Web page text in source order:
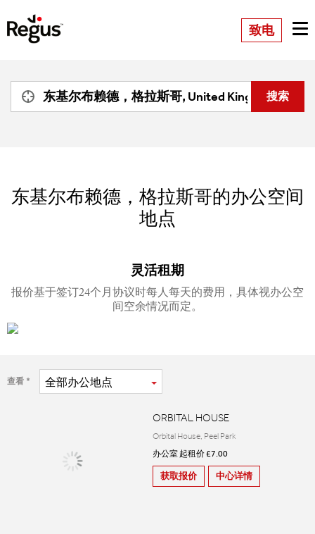
致电
东基尔布赖德，格拉斯哥的办公空间
地点
灵活租期
报价基于签订24个月协议时每人每天的费用，具体视办公空
间空余情况而定。
查看 全部办公地点
ORBITAL HOUSE
Orbital House, Peel Park
办公室 起租价 £7.00
获取报价 中心详情